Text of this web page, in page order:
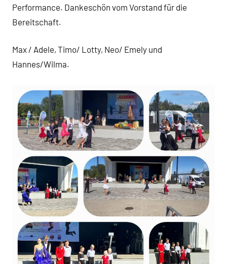
Stollhoff
Performance. Dankeschön vom Vorstand für die
Bereitschaft.
Max / Adele, Timo/ Lotty, Neo/ Emely und
Hannes/Wilma.